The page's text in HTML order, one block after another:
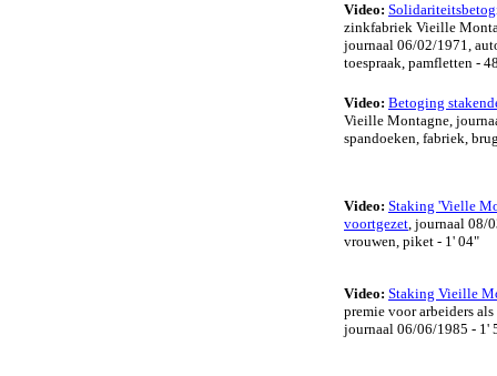
Video:
zinkfabriek Vieille
journaal 06/02/1971,
toespraak, pamfletten -
Video: Betoging
Vieille Montagne,
spandoeken, fabriek,
Video: Staking 'Vielle
voortgezet, journaal 08/
vrouwen, piket - 1' 04"
Video: Staking Vieille
premie voor arbeiders
journaal 06/06/1985 - 1'